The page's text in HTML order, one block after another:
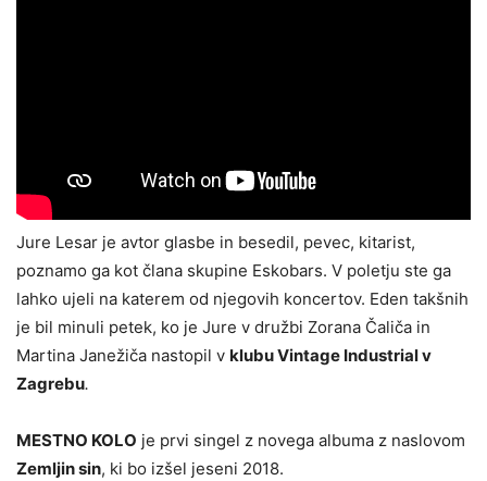
Jure Lesar je avtor glasbe in besedil, pevec, kitarist,
poznamo ga kot člana skupine Eskobars. V poletju ste ga
lahko ujeli na katerem od njegovih koncertov. Eden takšnih
je bil minuli petek, ko je Jure v družbi Zorana Čaliča in
Martina Janežiča nastopil v klubu Vintage Industrial v
Zagrebu.
MESTNO KOLO je prvi singel z novega albuma z naslovom
Zemljin sin, ki bo izšel jeseni 2018.